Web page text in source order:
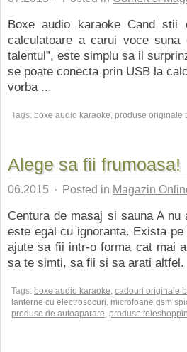
Boxe audio karaoke Cand
calculatoare a carui voce
talentul”, este simplu sa il
se poate conecta prin USB la
vorba ...
Tags: boxe audio karaoke, produse originale
Alege sa fii frumoasa!
06.2015 · Posted in Magazin
Centura de masaj si sauna A
este egal cu ignoranta. Exista
ajute sa fii intr-o forma cat mai
sa te simti, sa fii si sa arati altfel.
Tags: boxe audio karaoke, cadouri originale
lanterne cu electrosocuri, microfoane gsm
produse de autoaparare, produse